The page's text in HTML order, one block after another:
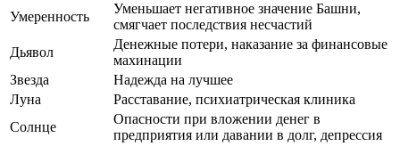
Умеренность
Уменьшает негативное значение Башни,
смягчает последствия несчастий
Дьявол
Денежные потери, наказание за финансовые
махинации
Звезда
Надежда на лучшее
Луна
Расставание, психиатрическая клиника
Солнце
Опасности при вложении денег в
предприятия или давании в долг, депрессия